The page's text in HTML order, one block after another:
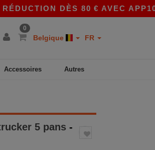
DÈS 80 € AVEC APP10 –
0
Belgique FR
Accessoires Autres
5 pans -